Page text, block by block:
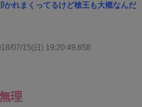
かれまくってるけど槍王も大概なんだ
07/15(日) 19:20:49.658
理